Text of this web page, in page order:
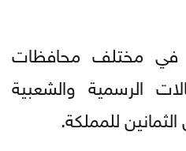
مختلف محافظات
الرسمية والشعبية
للمملكة.